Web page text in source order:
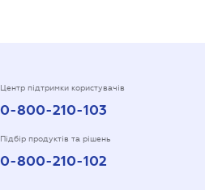
Центр підтримки користувачів
0-800-210-103
Підбір продуктів та рішень
0-800-210-102